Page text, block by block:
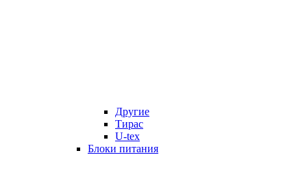
Другие
Тирас
U-tex
Блоки питания